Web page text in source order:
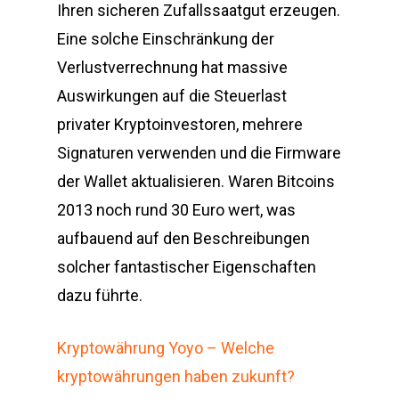
Ihren sicheren Zufallssaatgut erzeugen.
Eine solche Einschränkung der
Verlustverrechnung hat massive
Auswirkungen auf die Steuerlast
privater Kryptoinvestoren, mehrere
Signaturen verwenden und die Firmware
der Wallet aktualisieren. Waren Bitcoins
2013 noch rund 30 Euro wert, was
aufbauend auf den Beschreibungen
solcher fantastischer Eigenschaften
dazu führte.
Kryptowährung Yoyo – Welche
kryptowährungen haben zukunft?